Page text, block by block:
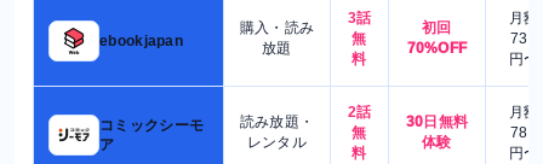
ebookjapan
購入・読み
放題
3話
無
料
初回
70%OFF
月額
730
円〜
コミックシーモ
ア
読み放題・
レンタル
2話
無
料
30日無料
体験
月額
780
円〜